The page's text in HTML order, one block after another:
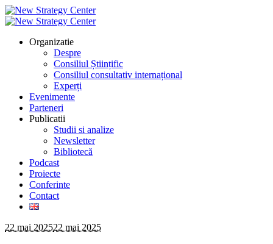
Organizatie
Despre
Consiliul Științific
Consiliul consultativ internațional
Experți
Evenimente
Parteneri
Publicatii
Studii si analize
Newsletter
Bibliotecă
Podcast
Proiecte
Conferinte
Contact
22 mai 202522 mai 2025